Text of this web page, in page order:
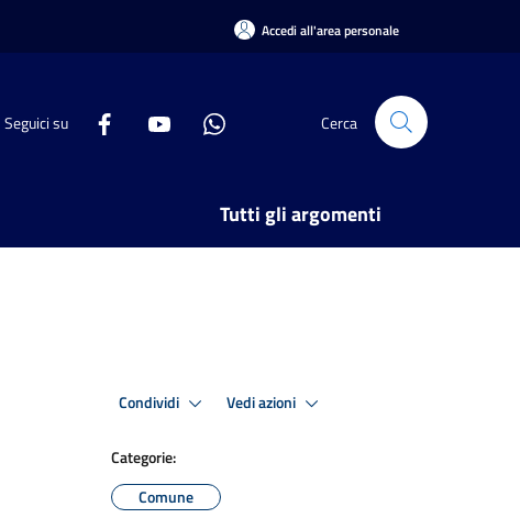
Accedi all'area personale
Seguici su Cerca
Tutti gli argomenti
Condividi Vedi azioni
Categorie:
Comune